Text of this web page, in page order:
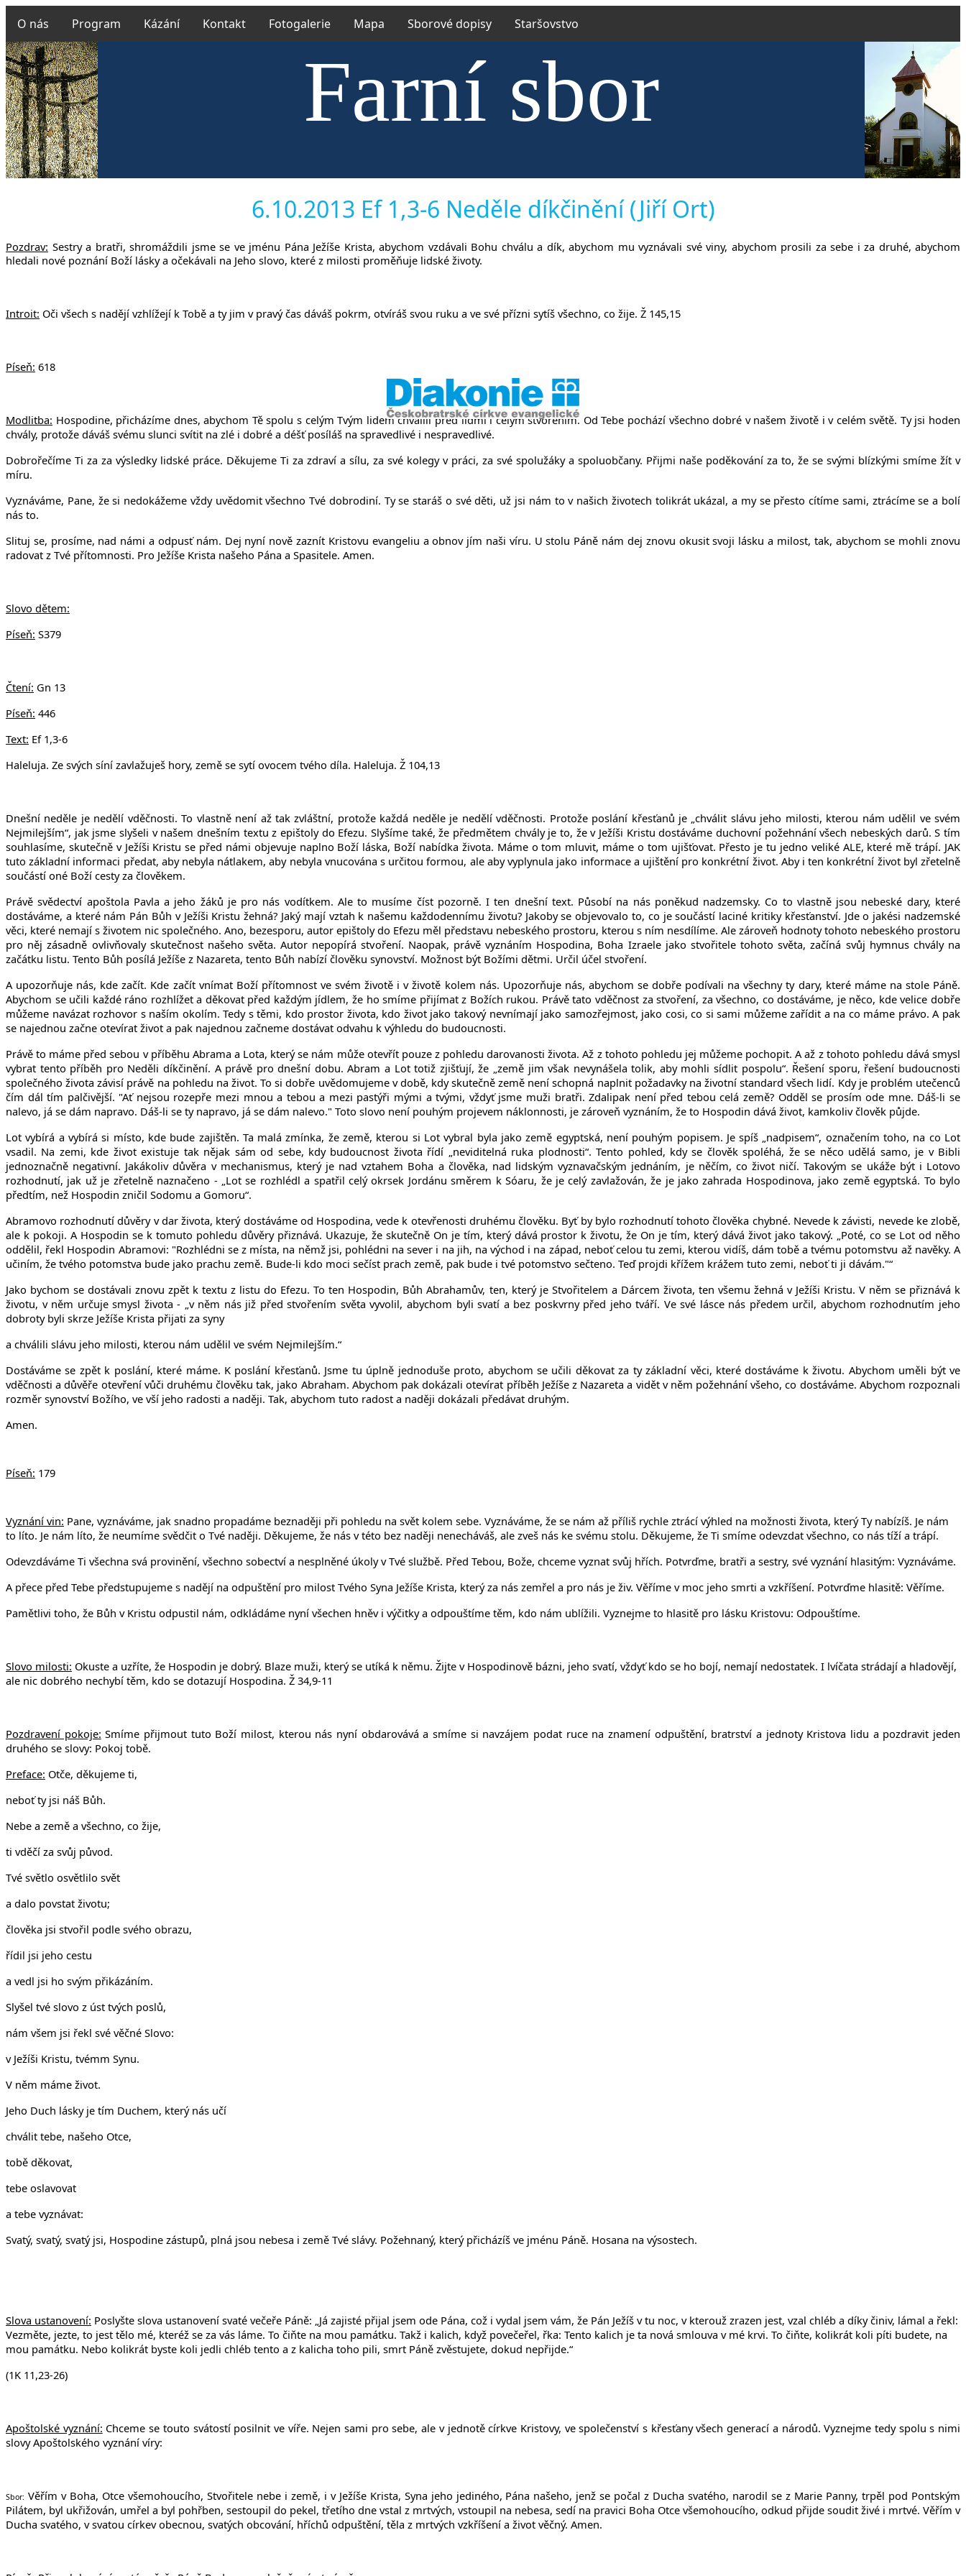
O nás Program Kázání Kontakt Fotogalerie Mapa Sborové dopisy Staršovstvo
Farní sbor
Českobratrské církve
v Uhříněvsi a Říčanech
6.10.2013 Ef 1,3-6 Neděle díkčinění (Jiří Ort)
Pozdrav: Sestry a bratři, shromáždili jsme se ve jménu Pána Ježíše Krista, abychom vzdávali Bohu chválu a dík, abychom mu vyznávali své viny, abychom prosili za sebe i za druhé, abychom
hledali nové poznání Boží lásky a očekávali na Jeho slovo, které z milosti proměňuje lidské životy.
Introit: Oči všech s nadějí vzhlížejí k Tobě a ty jim v pravý čas dáváš pokrm, otvíráš svou ruku a ve své přízni sytíš všechno, co žije. Ž 145,15
Píseň: 618
Modlitba: Hospodine, přicházíme dnes, abychom Tě spolu s celým Tvým lidem chválili před lidmi i celým stvořením. Od Tebe pochází všechno dobré v našem životě i v celém světě. Ty jsi hoden
chvály, protože dáváš svému slunci svítit na zlé i dobré a déšť posíláš na spravedlivé i nespravedlivé.
Dobrořečíme Ti za za výsledky lidské práce. Děkujeme Ti za zdraví a sílu, za své kolegy v práci, za své spolužáky a spoluobčany. Přijmi naše poděkování za to, že se svými blízkými smíme žít v
míru.
Vyznáváme, Pane, že si nedokážeme vždy uvědomit všechno Tvé dobrodiní. Ty se staráš o své děti, už jsi nám to v našich životech tolikrát ukázal, a my se přesto cítíme sami, ztrácíme se a bolí
nás to.
Slituj se, prosíme, nad námi a odpusť nám. Dej nyní nově zaznít Kristovu evangeliu a obnov jím naši víru. U stolu Páně nám dej znovu okusit svoji lásku a milost, tak, abychom se mohli znovu
radovat z Tvé přítomnosti. Pro Ježíše Krista našeho Pána a Spasitele. Amen.
Slovo dětem:
Píseň: S379
Čtení: Gn 13
Píseň: 446
Text: Ef 1,3-6
Haleluja. Ze svých síní zavlažuješ hory, země se sytí ovocem tvého díla. Haleluja. Ž 104,13
Dnešní neděle je nedělí vděčnosti. To vlastně není až tak zvláštní, protože každá neděle je nedělí vděčnosti. Protože poslání křesťanů je „chválit slávu jeho milosti, kterou nám udělil ve svém
Nejmilejším“, jak jsme slyšeli v našem dnešním textu z epištoly do Efezu. Slyšíme také, že předmětem chvály je to, že v Ježíši Kristu dostáváme duchovní požehnání všech nebeských darů. S tím
souhlasíme, skutečně v Ježíši Kristu se před námi objevuje naplno Boží láska, Boží nabídka života. Máme o tom mluvit, máme o tom ujišťovat. Přesto je tu jedno veliké ALE, které mě trápí. JAK
tuto základní informaci předat, aby nebyla nátlakem, aby nebyla vnucována s určitou formou, ale aby vyplynula jako informace a ujištění pro konkrétní život. Aby i ten konkrétní život byl zřetelně
součástí oné Boží cesty za člověkem.
Právě svědectví apoštola Pavla a jeho žáků je pro nás vodítkem. Ale to musíme číst pozorně. I ten dnešní text. Působí na nás poněkud nadzemsky. Co to vlastně jsou nebeské dary, které
dostáváme, a které nám Pán Bůh v Ježíši Kristu žehná? Jaký mají vztah k našemu každodennímu životu?Jakoby se objevovalo to, co je součástí laciné kritiky křesťanství. Jde o jakési nadzemské
věci, které nemají s životem nic společného. Ano, bezesporu, autor epištoly do Efezu měl představu nebeského prostoru, kterou s ním nesdílíme. Ale zároveň hodnoty tohoto nebeského prostoru
pro něj zásadně ovlivňovaly skutečnost našeho světa. Autor nepopírá stvoření. Naopak, právě vyznáním Hospodina, Boha Izraele jako stvořitele tohoto světa, začíná svůj hymnus chvály na
začátku listu. Tento Bůh posílá Ježíše z Nazareta, tento Bůh nabízí člověku synovství. Možnost být Božími dětmi. Určil účel stvoření.
A upozorňuje nás, kde začít. Kde začít vnímat Boží přítomnost ve svém životě i v životě kolem nás. Upozorňuje nás, abychom se dobře podívali na všechny ty dary, které máme na stole Páně.
Abychom se učili každé ráno rozhlížet a děkovat před každým jídlem, že ho smíme přijímat z Božích rukou. Právě tato vděčnost za stvoření, za všechno, co dostáváme, je něco, kde velice dobře
můžeme navázat rozhovor s naším okolím. Tedy s těmi, kdo prostor života, kdo život jako takový nevnímají jako samozřejmost, jako cosi, co si sami můžeme zařídit a na co máme právo. A pak
se najednou začne otevírat život a pak najednou začneme dostávat odvahu k výhledu do budoucnosti.
Právě to máme před sebou v příběhu Abrama a Lota, který se nám může otevřít pouze z pohledu darovanosti života. Až z tohoto pohledu jej můžeme pochopit. A až z tohoto pohledu dává smysl
vybrat tento příběh pro Neděli díkčinění. A právě pro dnešní dobu. Abram a Lot totiž zjišťují, že „země jim však nevynášela tolik, aby mohli sídlit pospolu“. Řešení sporu, řešení budoucnosti
společného života závisí právě na pohledu na život.To si dobře uvědomujeme v době, kdy skutečně země není schopná naplnit požadavky na životní standard všech lidí. Kdy je problém utečenců
čím dál tím palčivější. "Ať nejsou rozepře mezi mnou a tebou a mezi pastýři mými a tvými, vždyť jsme muži bratři. Zdalipak není před tebou celá země? Odděl se prosím ode mne. Dáš-li se
nalevo, já se dám napravo. Dáš-li se ty napravo, já se dám nalevo." Toto slovo není pouhým projevem náklonnosti, je zároveň vyznáním, že to Hospodin dává život, kamkoliv člověk půjde.
Lot vybírá a vybírá si místo, kde bude zajištěn. Ta malá zmínka, že země, kterou si Lot vybral byla jako země egyptská, není pouhým popisem. Je spíš „nadpisem“, označením toho, na co Lot
vsadil. Na zemi, kde život existuje tak nějak sám od sebe, kdy budoucnost života řídí „neviditelná ruka plodnosti“. Tento pohled, kdy se člověk spoléhá, že se něco udělá samo, je v Bibli
jednoznačně negativní. Jakákoliv důvěra v mechanismus, který je nad vztahem Boha a člověka, nad lidským vyznavačským jednáním, je něčím, co život ničí. Takovým se ukáže být i Lotovo
rozhodnutí, jak už je zřetelně naznačeno - „Lot se rozhlédl a spatřil celý okrsek Jordánu směrem k Sóaru, že je celý zavlažován, že je jako zahrada Hospodinova, jako země egyptská. To bylo
předtím, než Hospodin zničil Sodomu a Gomoru“.
Abramovo rozhodnutí důvěry v dar života, který dostáváme od Hospodina, vede k otevřenosti druhému člověku. Byť by bylo rozhodnutítohoto člověka chybné. Nevede k závisti, nevede ke zlobě,
ale k pokoji. A Hospodin se k tomuto pohledu důvěry přiznává. Ukazuje, že skutečně On je tím, který dává prostor k životu, že On je tím, který dává život jako takový. „Poté, co se Lot od něho
oddělil, řekl Hospodin Abramovi: "Rozhlédni se z místa, na němž jsi, pohlédni na sever i na jih, na východ i na západ, neboť celou tu zemi, kterou vidíš, dám tobě a tvému potomstvu až navěky. A
učiním, že tvého potomstva bude jako prachu země. Bude-li kdo moci sečíst prach země, pak bude i tvé potomstvo sečteno. Teď projdi křížem krážem tuto zemi, neboť ti ji dávám."“
Jako bychom se dostávali znovu zpět k textu z listu do Efezu. To ten Hospodin, Bůh Abrahamův, ten, který je Stvořitelem a Dárcem života, ten všemu žehná v Ježíši Kristu. V něm se přiznává k
životu, v něm určuje smysl života - „v něm nás již před stvořením světa vyvolil, abychom byli svatí a bez poskvrny před jeho tváří. Ve své lásce nás předem určil, abychom rozhodnutím jeho
dobroty byli skrze Ježíše Krista přijati za syny
a chválili slávu jeho milosti, kterou nám udělil ve svém Nejmilejším.“
Dostáváme se zpět k poslání, které máme. K poslání křesťanů. Jsme tu úplně jednoduše proto, abychom se učili děkovat za ty základní věci, které dostáváme k životu. Abychom uměli být ve
vděčnosti a důvěře otevření vůči druhému člověku tak, jako Abraham. Abychom pak dokázali otevírat příběh Ježíše z Nazareta a vidět v něm požehnání všeho, co dostáváme. Abychom rozpoznali
rozměr synovství Božího, ve vší jeho radosti a naději. Tak, abychom tuto radost a naději dokázali předávat druhým.
Amen.
Píseň: 179
Vyznání vin: Pane, vyznáváme, jak snadno propadáme beznaději při pohledu na svět kolem sebe. Vyznáváme, že se nám až příliš rychle ztrácí výhled na možnosti života, který Ty nabízíš. Je nám
to líto. Je nám líto, že neumíme svědčit o Tvé naději. Děkujeme, že nás v této bez naději nenecháváš, ale zveš nás ke svému stolu. Děkujeme, že Ti smíme odevzdat všechno, co nás tíží a trápí.
Odevzdáváme Ti všechna svá provinění, všechno sobectví a nesplněné úkoly v Tvé službě. Před Tebou, Bože, chceme vyznat svůj hřích. Potvrďme, bratři a sestry, své vyznání hlasitým: Vyznáváme.
A přece před Tebe předstupujeme s nadějí na odpuštění pro milost Tvého Syna Ježíše Krista, který za nás zemřel a pro nás je živ. Věříme v moc jeho smrti a vzkříšení. Potvrďme hlasitě: Věříme.
Pamětlivi toho, že Bůh v Kristu odpustil nám, odkládáme nyní všechen hněv i výčitky a odpouštíme těm, kdo nám ublížili. Vyznejme to hlasitě pro lásku Kristovu: Odpouštíme.
Slovo milosti: Okuste a uzříte, že Hospodin je dobrý. Blaze muži, který se utíká k němu. Žijte v Hospodinově bázni, jeho svatí, vždyť kdo se ho bojí, nemají nedostatek. I lvíčata strádají a hladovějí,
ale nic dobrého nechybí těm, kdo se dotazují Hospodina. Ž 34,9-11
Pozdravení pokoje: Smíme přijmout tuto Boží milost, kterou nás nyní obdarovává a smíme si navzájem podat ruce na znamení odpuštění, bratrství a jednoty Kristova lidu a pozdravit jeden
druhého se slovy: Pokoj tobě.
Preface: Otče, děkujeme ti,
neboť ty jsi náš Bůh.
Nebe a země a všechno, co žije,
ti vděčí za svůj původ.
Tvé světlo osvětlilo svět
a dalo povstat životu;
člověka jsi stvořil podle svého obrazu,
řídil jsi jeho cestu
a vedl jsi ho svým přikázáním.
Slyšel tvé slovo z úst tvých poslů,
nám všem jsi řekl své věčné Slovo:
v Ježíši Kristu, tvémm Synu.
V něm máme život.
Jeho Duch lásky je tím Duchem, který nás učí
chválit tebe, našeho Otce,
tobě děkovat,
tebe oslavovat
a tebe vyznávat:
Svatý, svatý, svatý jsi, Hospodine zástupů, plná jsou nebesa i země Tvé slávy. Požehnaný, který přicházíš ve jménu Páně. Hosana na výsostech.
Slova ustanovení: Poslyšte slova ustanovení svaté večeře Páně: „Já zajisté přijal jsem ode Pána, což i vydal jsem vám, že Pán Ježíš v tu noc, v kterouž zrazen jest, vzal chléb a díky činiv, lámal a řekl:
Vezměte, jezte, to jest tělo mé, kteréž se za vás láme. To čiňte na mou památku. Takž i kalich, když povečeřel, řka: Tento kalich je ta nová smlouva v mé krvi. To čiňte, kolikrát koli píti budete, na
mou památku. Nebo kolikrát byste koli jedli chléb tento a z kalicha toho pili, smrt Páně zvěstujete, dokud nepřijde.“
(1K 11,23-26)
Apoštolské vyznání: Chceme se touto svátostí posilnit ve víře. Nejen sami pro sebe, ale v jednotě církve Kristovy, ve společenství s křesťany všech generací a národů. Vyznejme tedy spolu s nimi
slovy Apoštolského vyznání víry:
Sbor: Věřím v Boha, Otce všemohoucího, Stvořitele nebe i země, i v Ježíše Krista, Syna jeho jediného, Pána našeho, jenž se počal z Ducha svatého, narodil se z Marie Panny, trpěl pod Pontským
Pilátem, byl ukřižován, umřel a byl pohřben, sestoupil do pekel, třetího dne vstal z mrtvých, vstoupil na nebesa, sedí na pravici Boha Otce všemohoucího, odkud přijde soudit živé i mrtvé. Věřím v
Ducha svatého, v svatou církev obecnou, svatých obcování, hříchů odpuštění, těla z mrtvých vzkříšení a život věčný. Amen.